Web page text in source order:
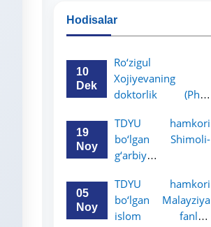
Hodisalar
10
Dek
Ro‘zigul
Xojiyevaning
doktorlik (PhD)
himoyasi bo‘lib
o‘tadi
19
Noy
TDYU hamkori
bo‘lgan Shimoli-
g‘arbiy
huquq universiteti
2-3-kurs talabalari
uchun akademik
05
Noy
TDYU hamkori
bo‘lgan Malayziya
islom fanlari